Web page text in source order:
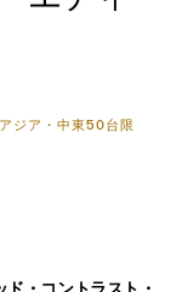
ジア・中東50台限